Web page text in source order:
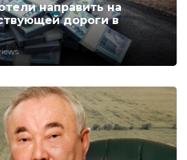
направить на
дороги в